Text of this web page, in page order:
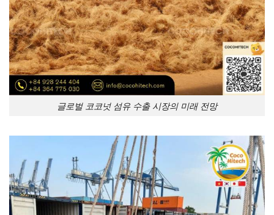
글로벌 코코넛 섬유 수출 시장의 미래 전망